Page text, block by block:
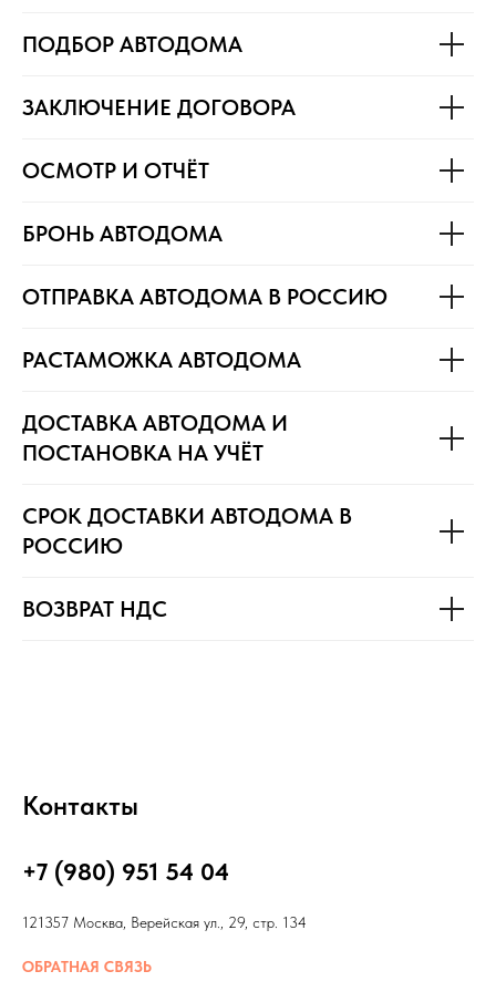
ПОДБОР АВТОДОМА
ЗАКЛЮЧЕНИЕ ДОГОВОРА
ОСМОТР И ОТЧЁТ
БРОНЬ АВТОДОМА
ОТПРАВКА АВТОДОМА В РОССИЮ
РАСТАМОЖКА АВТОДОМА
ДОСТАВКА АВТОДОМА И
ПОСТАНОВКА НА УЧЁТ
СРОК ДОСТАВКИ АВТОДОМА В
РОССИЮ
ВОЗВРАТ НДС
Контакты
+7 (980) 951 54 04
121357 Москва, Верейская ул., 29, стр. 134
ОБРАТНАЯ СВЯЗЬ